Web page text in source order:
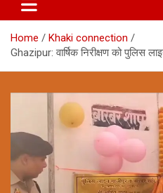
Home
Khaki connection
Ghazipur: वार्षिक निरीक्षण को पुलिस